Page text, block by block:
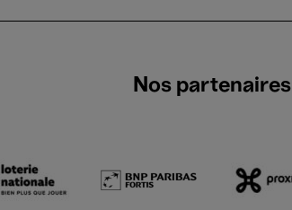
Nos partenaires